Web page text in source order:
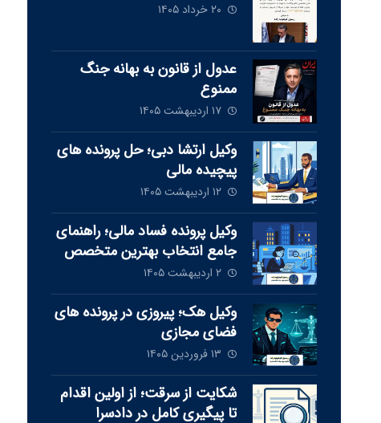
۲۰ خرداد ۱۴۰۵
عدول از قانون به بهانه جنگ
ممنوع
۱۷ اردیبهشت ۱۴۰۵
وکیل ارتشا دبی؛ حل پرونده های
پیچیده مالی
۱۲ اردیبهشت ۱۴۰۵
وکیل پرونده فساد مالی؛ راهنمای
جامع انتخاب بهترین متخصص
برای دفاع از شما
۲ اردیبهشت ۱۴۰۵
وکیل هک؛ پیروزی در پرونده های
فضای مجازی
۱۳ فروردین ۱۴۰۵
شکایت از سرقت؛ از اولین اقدام
تا پیگیری کامل در دادسرا